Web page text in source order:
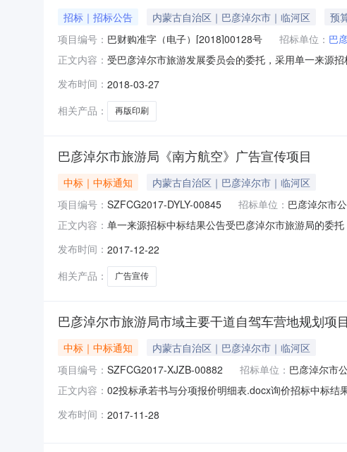
招标｜招标公告 内蒙古自治区｜巴彦淖尔市｜临河区
预
项目编号： 巴财购准字（电子）[2018]00128号 招标单位： 巴
正文内容： 受巴彦淖尔市旅游发展委员会的委托，采用单一来源
称：再版印刷《到巴彦淖尔来看中国》项目二、批准
五、
发布时间： 2018-03-27
相关产品：
再版印刷
巴彦淖尔市旅游局《南方航空》广告宣传项目
中标｜中标通知
内蒙古自治区｜巴彦淖尔市｜临河区
项目编号： SZFCG2017-DYLY-00845 招标单位： 巴彦淖尔市
正文内容： 单一来源招标中标结果公告受巴彦淖尔市旅游局的委
2、定标日期：2017年12月22日3、包号预算（元）中
发布时间： 2017-12-22
相关产品：
广告宣传
巴彦淖尔市旅游局市域主要干道自驾车营地规划项目
中标｜中标通知
内蒙古自治区｜巴彦淖尔市｜临河区
项目编号： SZFCG2017-XJZB-00882 招标单位： 巴彦淖尔市
正文内容： 02投标承若书与分项报价明细表.docx询价招标中标结
干道自驾车营地规划项目（项目编号：SZFCG2017-
2017年11月28日至2017年11月29日2、定标日期：
发布时间： 2017-11-28